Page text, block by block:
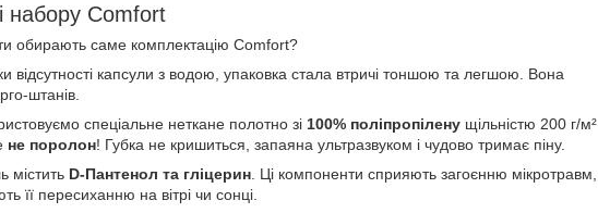
набору Comfort
обирають саме комплектацію Comfort?
відсутності капсули з водою, упаковка стала втричі тоншою та легшою. Вона
штанів.
спеціальне неткане полотно зі 100% поліпропілену щільністю 200 г/м²
не поролон! Губка не кришиться, запаяна ультразвуком і чудово тримає піну.
містить D-Пантенол та гліцерин . Ці компоненти сприяють загоєнню мікротравм,
її пересиханню на вітрі чи сонці.